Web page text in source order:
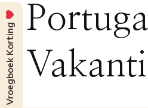
Vroegboek Korting